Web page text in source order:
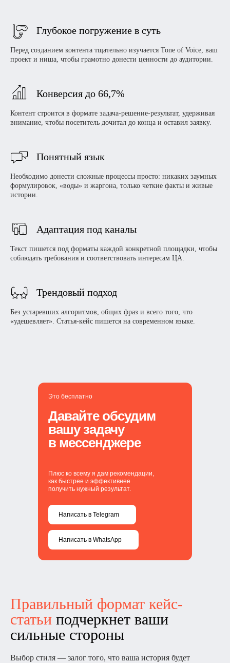
Глубокое погружение в суть
Перед созданием контента тщательно изучается Tone of Voice, ваш
проект и ниша, чтобы грамотно донести ценности до аудитории.
Конверсия до 66,7%
Контент строится в формате задача-решение-результат, удерживая
внимание, чтобы посетитель дочитал до конца и оставил заявку.
Понятный язык
Необходимо донести сложные процессы просто: никаких заумных
формулировок, «воды» и жаргона, только четкие факты и живые
истории.
Адаптация под каналы
Текст пишется под форматы каждой конкретной площадки, чтобы
соблюдать требования и соответствовать интересам ЦА.
Трендовый подход
Без устаревших алгоритмов, общих фраз и всего того, что
«удешевляет». Статья-кейс пишется на современном языке.
Написать в WhatsApp
Написать в Telegram
Плюс ко всему я дам рекомендации,
как быстрее и эффективнее
получить нужный результат.
Давайте обсудим
вашу задачу
в мессенджере
Это бесплатно
Правильный формат кейс-
статьи подчеркнет ваши
сильные стороны
Выбор стиля — залог того, что ваша история будет